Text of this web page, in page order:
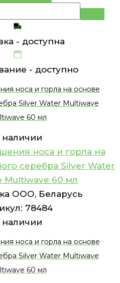
- доступна
- доступно
носа и горла на основе
Silver Water Multiwave
60 мл
наличии
носа и горла на
серебра Silver Water
Multiwave 60 мл
ООО, Беларусь
78484
наличии
носа и горла на основе
Silver Water Multiwave
60 мл